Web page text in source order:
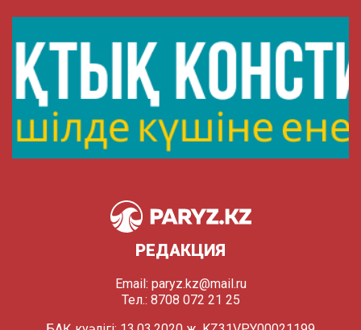
РЕДАКЦИЯ
Email: paryz.kz@mail.ru
Тел.: 8708 072 21 25